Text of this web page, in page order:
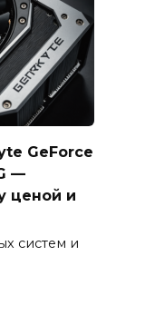
GeForce
—
ценой и
систем и